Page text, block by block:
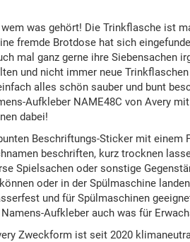
was gehört! Die Trinkflasche ist
fremde Brotdose hat sich
mal ganz gerne ihre Siebensachen
und nicht immer neue
alles schön sauber und bunt
Aufkleber NAME48C von Avery
dabei!
Beschriftungs-Sticker mit einem
beschriften, kurz trocknen
Spielsachen oder sonstige
oder in der Spülmaschine
und für Spülmaschinen
Aufkleber auch was für
Zweckform ist seit 2020